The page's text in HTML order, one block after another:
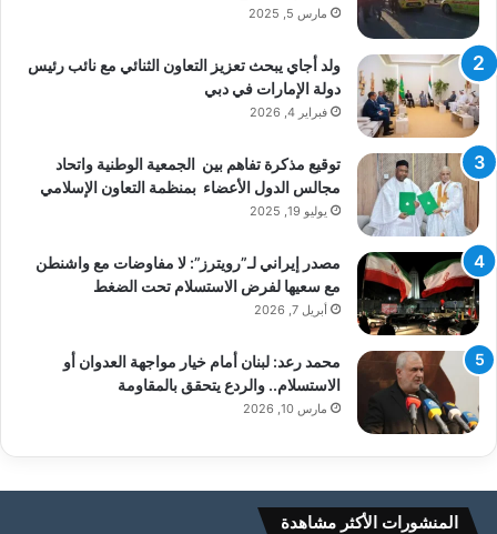
مارس 5, 2025
ولد أجاي يبحث تعزيز التعاون الثنائي مع نائب رئيس
دولة الإمارات في دبي
فبراير 4, 2026
توقيع مذكرة تفاهم بين الجمعية الوطنية واتحاد
مجالس الدول الأعضاء بمنظمة التعاون الإسلامي
يوليو 19, 2025
مصدر إيراني لـ”رويترز”: لا مفاوضات مع واشنطن
مع سعيها لفرض الاستسلام تحت الضغط
أبريل 7, 2026
محمد رعد: لبنان أمام خيار مواجهة العدوان أو
الاستسلام.. والردع يتحقق بالمقاومة
مارس 10, 2026
المنشورات الأكثر مشاهدة